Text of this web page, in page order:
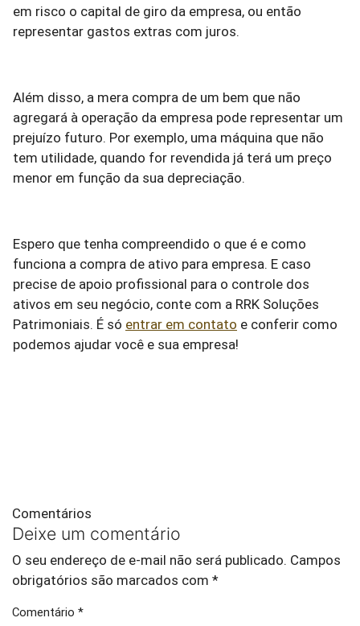
em risco o capital de giro da empresa, ou então
representar gastos extras com juros.
Além disso, a mera compra de um bem que não
agregará à operação da empresa pode representar um
prejuízo futuro. Por exemplo, uma máquina que não
tem utilidade, quando for revendida já terá um preço
menor em função da sua depreciação.
Espero que tenha compreendido o que é e como
funciona a compra de ativo para empresa. E caso
precise de apoio profissional para o controle dos
ativos em seu negócio, conte com a RRK Soluções
Patrimoniais. É só entrar em contato e conferir como
podemos ajudar você e sua empresa!
Comentários
Deixe um comentário
O seu endereço de e-mail não será publicado. Campos
obrigatórios são marcados com *
Comentário *